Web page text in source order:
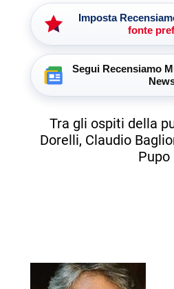
Imposta
fonte
Segui Recensiamo
Tra gli ospiti della
Dorelli, Claudio
Pupo